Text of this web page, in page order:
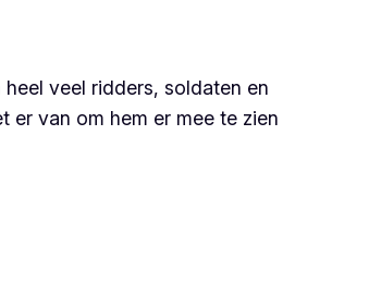
veel ridders, soldaten en
er van om hem er mee te zien